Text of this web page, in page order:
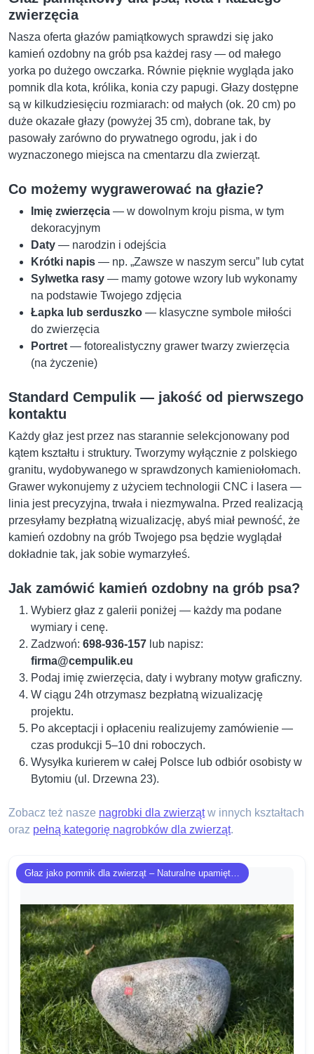
zwierzęcia
Nasza oferta głazów pamiątkowych sprawdzi się jako
kamień ozdobny na grób psa każdej rasy — od małego
yorka po dużego owczarka. Równie pięknie wygląda jako
pomnik dla kota, królika, konia czy papugi. Głazy dostępne
są w kilkudziesięciu rozmiarach: od małych (ok. 20 cm) po
duże okazałe głazy (powyżej 35 cm), dobrane tak, by
pasowały zarówno do prywatnego ogrodu, jak i do
wyznaczonego miejsca na cmentarzu dla zwierząt.
Co możemy wygrawerować na głazie?
Imię zwierzęcia — w dowolnym kroju pisma, w tym
dekoracyjnym
Daty — narodzin i odejścia
Krótki napis — np. „Zawsze w naszym sercu” lub cytat
Sylwetka rasy — mamy gotowe wzory lub wykonamy
na podstawie Twojego zdjęcia
Łapka lub serduszko — klasyczne symbole miłości
do zwierzęcia
Portret — fotorealistyczny grawer twarzy zwierzęcia
(na życzenie)
Standard Cempulik — jakość od pierwszego
kontaktu
Każdy głaz jest przez nas starannie selekcjonowany pod
kątem kształtu i struktury. Tworzymy wyłącznie z polskiego
granitu, wydobywanego w sprawdzonych kamieniołomach.
Grawer wykonujemy z użyciem technologii CNC i lasera —
linia jest precyzyjna, trwała i niezmywalna. Przed realizacją
przesyłamy bezpłatną wizualizację, abyś miał pewność, że
kamień ozdobny na grób Twojego psa będzie wyglądał
dokładnie tak, jak sobie wymarzyłeś.
Jak zamówić kamień ozdobny na grób psa?
Wybierz głaz z galerii poniżej — każdy ma podane
wymiary i cenę.
Zadzwoń: 698-936-157 lub napisz:
firma@cempulik.eu
Podaj imię zwierzęcia, daty i wybrany motyw graficzny.
W ciągu 24h otrzymasz bezpłatną wizualizację
projektu.
Po akceptacji i opłaceniu realizujemy zamówienie —
czas produkcji 5–10 dni roboczych.
Wysyłka kurierem w całej Polsce lub odbiór osobisty w
Bytomiu (ul. Drzewna 23).
Zobacz też nasze nagrobki dla zwierzątw innych kształtach
oraz pełną kategorię nagrobków dla zwierząt.
Głaz jako pomnik dla zwierząt – Naturalne upamiętnienie